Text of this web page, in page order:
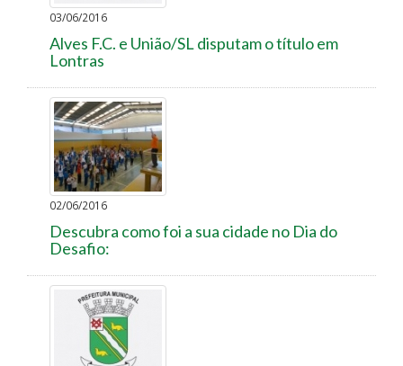
03/06/2016
Alves F.C. e União/SL disputam o título em
Lontras
02/06/2016
Descubra como foi a sua cidade no Dia do
Desafio: